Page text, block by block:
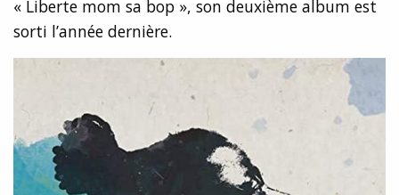
« Liberte mom sa bop », son deuxième album est
sorti l’année dernière.